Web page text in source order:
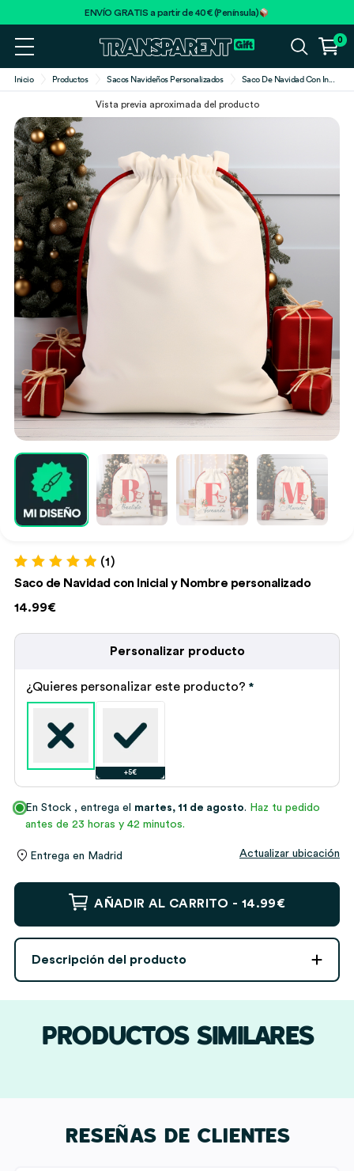
ENVÍO GRATIS a partir de 40€ (Península)
0
Inicio Productos Sacos Navideños Personalizados Saco De Navidad Con In...
Vista previa aproximada del producto
Valorado con
base a
1
un cliente
(1)
Saco de Navidad con Inicial y Nombre personalizado
14.99€
Personalizar producto
¿Quieres personalizar este producto? *
+5€
En Stock , entrega el martes, 11 de agosto. Haz tu pedido
antes de 23 horas y 42 minutos.
Entrega en Madrid Actualizar ubicación
Saco
Navidad
Inicial
y
personalizado
cantidad
AÑADIR AL CARRITO - 14.99€
Descripción del producto
PRODUCTOS SIMILARES
RESEÑAS DE CLIENTES